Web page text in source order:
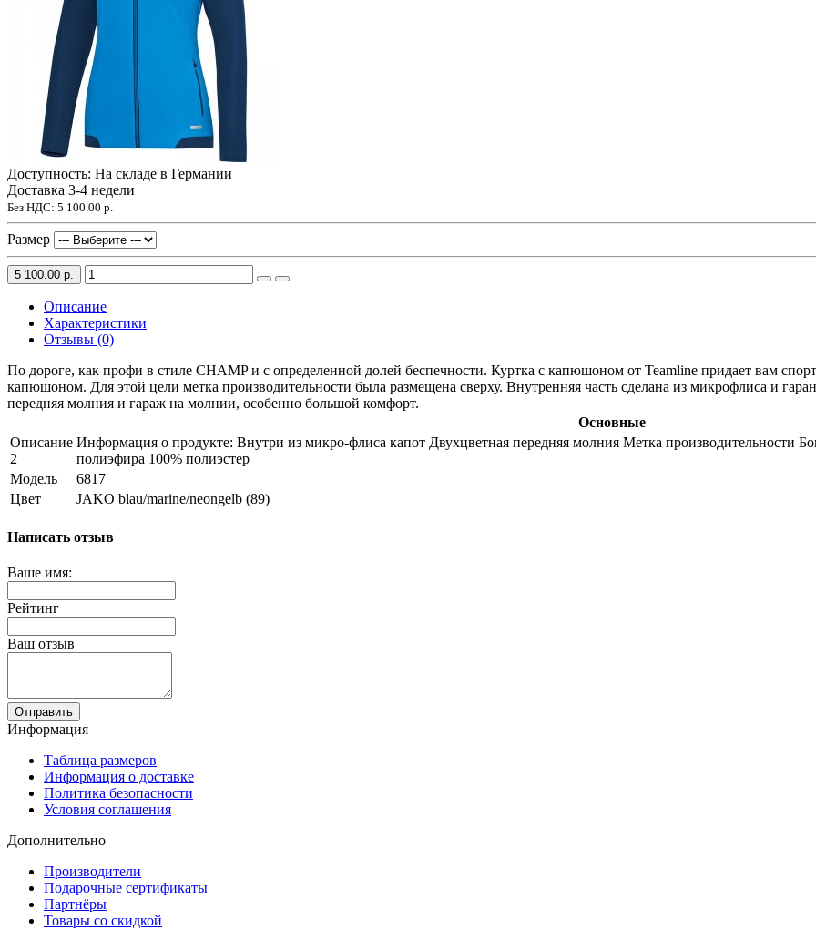
Доступность: На складе в Германии
Доставка 3-4 недели
Без НДС: 5 100.00 р.
Размер
5 100.00 р.
Описание
Характеристики
Отзывы (0)
По дороге, как профи в стиле CHAMP и с определенной долей беспечности. Куртка с капюшоном от Teamline придает вам
капюшоном. Для этой цели метка производительности была размещена сверху. Внутренняя часть сделана из микрофлиса и
передняя молния и гараж на молнии, особенно большой комфорт.
Основные
Описание
2
Информация о продукте: Внутри из микро-флиса капот Двухцветная передняя молния Метка производительности
полиэфира 100% полиэстер
Модель
6817
Цвет
JAKO blau/marine/neongelb (89)
Написать отзыв
Ваше имя:
Рейтинг
Ваш отзыв
Отправить
Информация
Таблица размеров
Информация о доставке
Политика безопасности
Условия соглашения
Дополнительно
Производители
Подарочные сертификаты
Партнёры
Товары со скидкой